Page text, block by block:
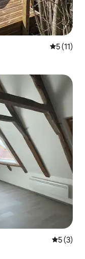
Átlagos
5 (11)
Átlagos
5 (3)